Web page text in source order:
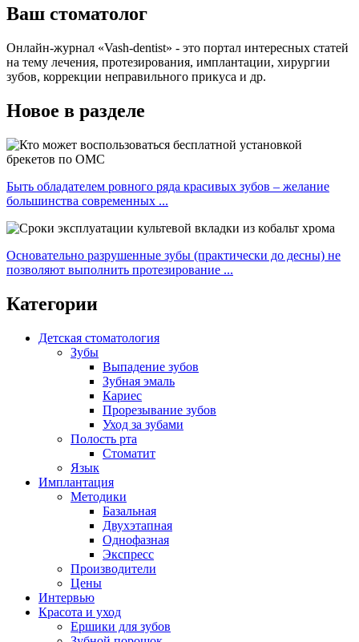
Ваш стоматолог
Онлайн-журнал «Vash-dentist» - это портал интересных статей
на тему лечения, протезирования, имплантации, хирургии
зубов, коррекции неправильного прикуса и др.
Новое в разделе
Быть обладателем ровного ряда красивых зубов – желание
большинства современных ...
Основательно разрушенные зубы (практически до десны) не
позволяют выполнить протезирование ...
Категории
Детская стоматология
Зубы
Выпадение зубов
Зубная эмаль
Кариес
Прорезывание зубов
Уход за зубами
Полость рта
Стоматит
Язык
Имплантация
Методики
Базальная
Двухэтапная
Однофазная
Экспресс
Производители
Цены
Интервью
Красота и уход
Ершики для зубов